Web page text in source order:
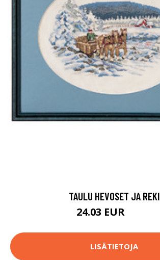
TAULU HEVOSET JA REKI
24.03 EUR
LISÄTIETOJA